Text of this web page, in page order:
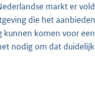
markt er
die het
komen voor
nodig om dat